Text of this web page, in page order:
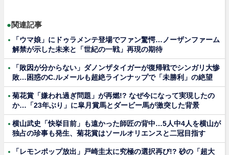
●関連記事
「ウマ娘」にドゥラメンテ登場でファン驚愕…ノーザンファーム
解禁が示した未来と「世紀の一戦」再現の期待
「敗因が分からない」ダノンザタイガーが復帰戦でシンガリ大惨
敗…困惑のC.ルメールも超絶ラインナップで「未勝利」の絶望
菊花賞「嫌われ過ぎ問題」が再燃!? なぜ今になって実現したの
か…「23年ぶり」に皐月賞馬とダービー馬が激突した背景
横山武史「快挙目前」も遠かった師匠の背中…5人中4人を横山が
独占の珍事も発生、菊花賞はソールオリエンスと二冠目指す
「レモンポップ放出」戸崎圭太に究極の選択再び!? 砂の「超大